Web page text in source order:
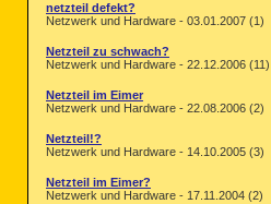
netzteil defekt?
Netzwerk und Hardware - 03.01.2007 (1)
Netzteil zu schwach?
Netzwerk und Hardware - 22.12.2006 (11)
Netzteil im Eimer
Netzwerk und Hardware - 22.08.2006 (2)
Netzteil!?
Netzwerk und Hardware - 14.10.2005 (3)
Netzteil im Eimer?
Netzwerk und Hardware - 17.11.2004 (2)